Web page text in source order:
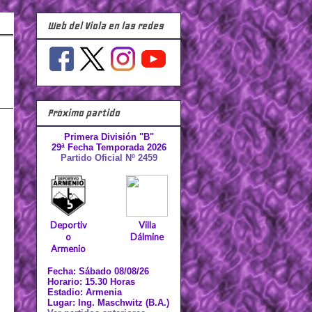
Web del Viola en las redes
Próximo partido
Primera División "B"
29ª Fecha Temporada 2026
Partido Oficial Nº 2459
Deportiv
o
Armenio
Villa
Dálmine
Fecha: Sábado 08/08/26
Horario: 15.30 Horas
Estadio: Armenia
Lugar: Ing. Maschwitz (B.A.)